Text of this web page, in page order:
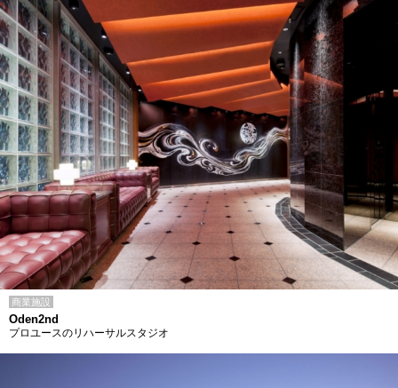
商業施設
Oden2nd
プロユースのリハーサルスタジオ